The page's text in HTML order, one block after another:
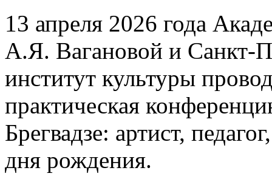
13 апреля 2026 года
А.Я. Вагановой и Санкт-
институт культуры
практическая
Брегвадзе: артист,
дня рождения.